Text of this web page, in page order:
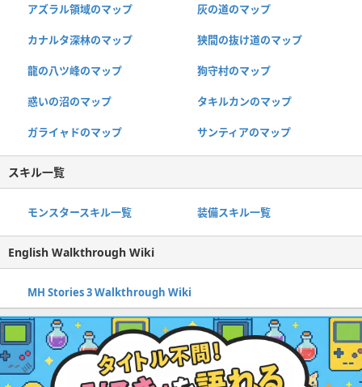
アズラル領域のマップ 灰の道のマップ
カナルタ深林のマップ 狭間の抜け道のマップ
龍の八ツ峰のマップ 狗守村のマップ
惑いの沼のマップ タキルカンのマップ
ガライャドのマップ サンティアのマップ
スキル一覧
モンスタースキル一覧 装備スキル一覧
English Walkthrough Wiki
MH Stories 3 Walkthrough Wiki